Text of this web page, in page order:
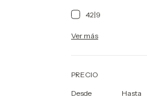
42|9
Ver más
PRECIO
Desde Hasta